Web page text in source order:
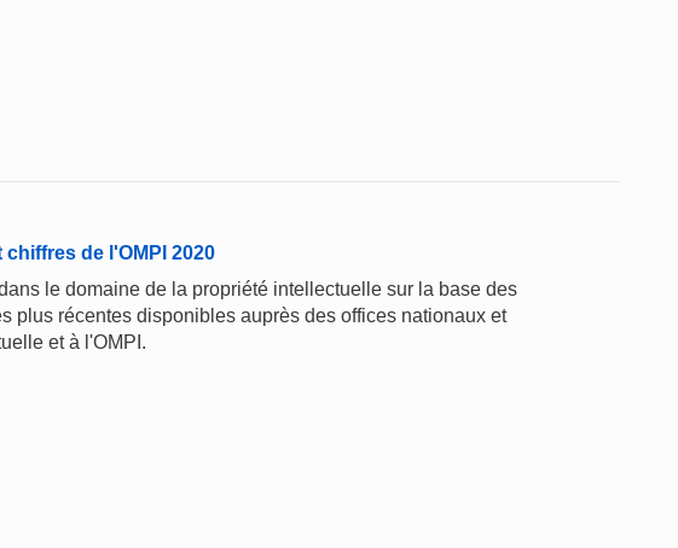
de l'OMPI 2020
le domaine de la propriété intellectuelle sur la base des
plus récentes disponibles auprès des offices nationaux et
et à l'OMPI.